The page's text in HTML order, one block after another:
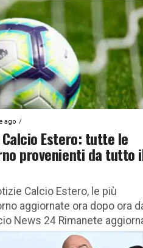
ago
Estero: tutte le
provenienti da tutto
Calcio Estero, le più
aggiornate ora dopo ora
News 24 Rimanete